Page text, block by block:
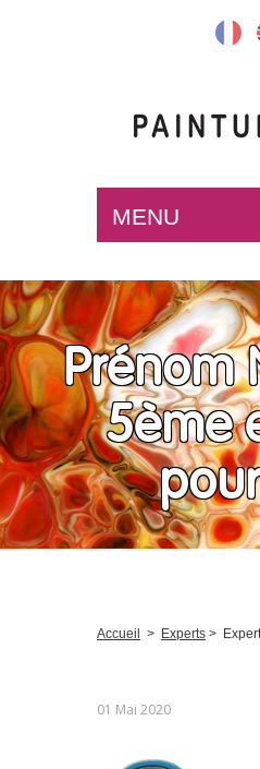
Prénom
5ème
Accueil > Experts >
01 Mai 2020